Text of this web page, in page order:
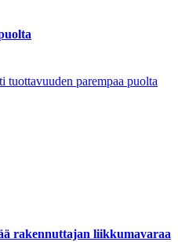
tuottavuuden parempaa puolta
rakennuttajan liikkumavaraa